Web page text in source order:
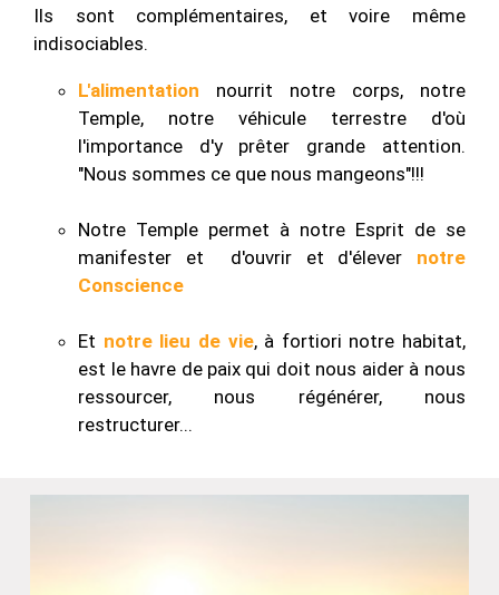
Ils sont complémentaires, et voire même
indisociables.
L'alimentation nourrit notre corps, notre
Temple, notre véhicule terrestre d'où
l'importance d'y prêter grande attention.
"Nous sommes ce que nous mangeons"!!!
Notre Temple permet à notre Esprit de se
manifester et d'ouvrir et d'élever notre
Conscience
Et notre lieu de vie, à fortiori notre habitat,
est le havre de paix qui doit nous aider à nous
ressourcer, nous régénérer, nous
restructurer...